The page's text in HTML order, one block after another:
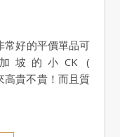
坡的小CK (
高貴不貴！而且質